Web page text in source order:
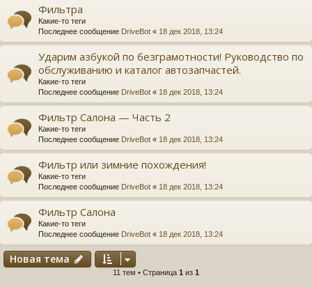
Фильтра
Какие-то теги
Последнее сообщение DriveBot « 18 дек 2018, 13:24
Ударим азбукой по безграмотности! Руководство по
обслуживанию и каталог автозапчастей.
Какие-то теги
Последнее сообщение DriveBot « 18 дек 2018, 13:24
Фильтр Салона — Часть 2
Какие-то теги
Последнее сообщение DriveBot « 18 дек 2018, 13:24
Фильтр или зимние похождения!
Какие-то теги
Последнее сообщение DriveBot « 18 дек 2018, 13:24
Фильтр Салона
Какие-то теги
Последнее сообщение DriveBot « 18 дек 2018, 13:24
Новая тема
11 тем • Страница 1 из 1